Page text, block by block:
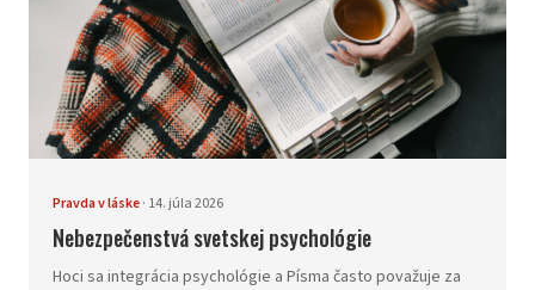
Pravda v láske· 14. júla 2026
Nebezpečenstvá svetskej psychológie
Hoci sa integrácia psychológie a Písma často považuje za